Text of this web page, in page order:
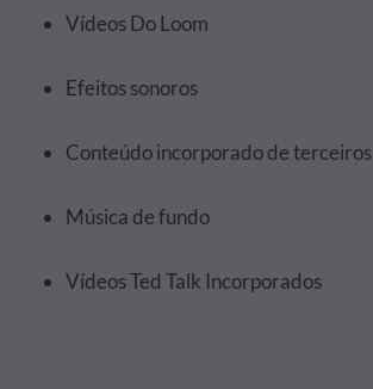
Vídeos Do Loom
Efeitos sonoros
Conteúdo incorporado de terceiros
Música de fundo
Vídeos Ted Talk Incorporados